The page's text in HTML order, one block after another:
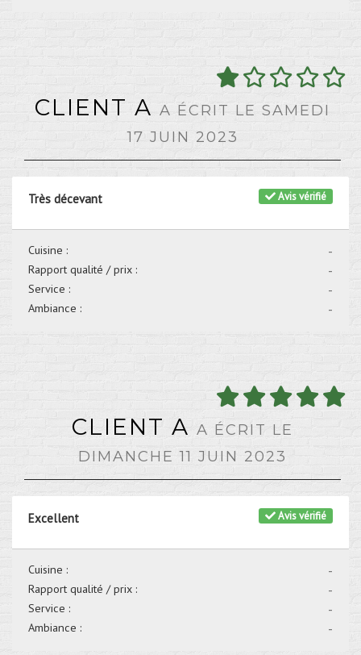
CLIENT A A ÉCRIT LE SAMEDI
17 JUIN 2023
Avis vérifié
Très décevant
-
Cuisine :
-
Rapport qualité / prix :
-
Service :
-
Ambiance :
CLIENT A A ÉCRIT LE
DIMANCHE 11 JUIN 2023
Avis vérifié
Excellent
-
Cuisine :
-
Rapport qualité / prix :
-
Service :
-
Ambiance :